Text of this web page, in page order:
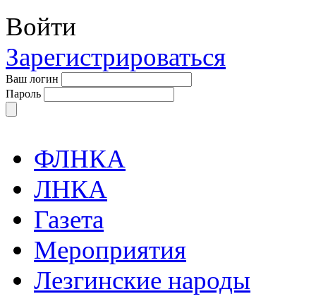
Войти
Зарегистрироваться
Ваш логин
Пароль
ФЛНКА
ЛНКА
Газета
Мероприятия
Лезгинские народы